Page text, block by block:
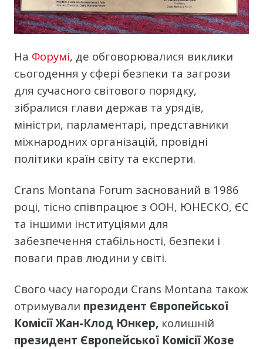
На Форумі, де обговорювалися виклики
сьогодення у сфері безпеки та загрози
для сучасного світового порядку,
зібралися глави держав та урядів,
міністри, парламентарі, представники
міжнародних організацій, провідні
політики країн світу та експерти.
Crans Montana Forum заснований в 1986
році, тісно співпрацює з ООН, ЮНЕСКО, ЄС
та іншими інституціями для
забезпечення стабільності, безпеки і
поваги прав людини у світі.
Свого часу нагороди Crans Montana також
отримували президент Європейської
Комісії Жан-Клод Юнкер, колишній
президент Європейської Комісії Жозе